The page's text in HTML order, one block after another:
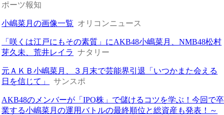
ポーツ報知
小嶋菜月の画像一覧 オリコンニュース
「咲くは江戸にもその素質」にAKB48小嶋菜月、NMB48松村
芽久未、荒井レイラ ナタリー
元ＡＫＢ小嶋菜月、３月末で芸能界引退「いつかまた会える
日を信じて」
サンスポ
AKB48のメンバーが「IPO株」で儲けるコツを学ぶ！今回で卒
業する小嶋菜月の運用バトルの最終順位と総資産も発表！～